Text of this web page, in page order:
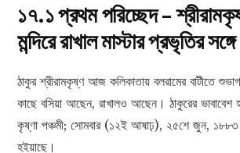
১৭.১ প্রথম পরিচ্ছেদ –
মন্দিরে রাখাল মাস্টার প্রভৃতির সঙ্গে
ঠাকুর শ্রীরামকৃষ্ণ আজ কলিকাতায় বলরামের বাটীতে
কাছে বসিয়া আছেন, রাখালও আছেন। ঠাকুরের
কৃষ্ণা পঞ্চমী; সোমবার (১২ই আষাঢ়), ২৫শে জুন, ১৮৮৩
হইয়াছে।